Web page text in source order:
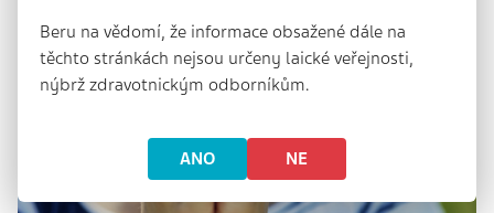
Beru na vědomí, že informace obsažené dále na
těchto stránkách nejsou určeny laické veřejnosti,
nýbrž zdravotnickým odborníkům.
ANO NE